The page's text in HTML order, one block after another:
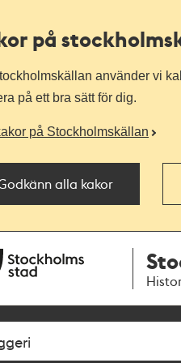
på
använder vi
på ett bra sätt för dig.
på Stockholmskällan
alla kakor